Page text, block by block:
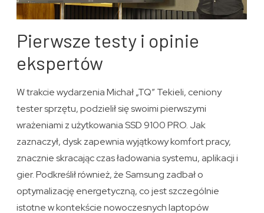
Pierwsze testy i opinie
ekspertów
W trakcie wydarzenia Michał „TQ” Tekieli, ceniony
tester sprzętu, podzielił się swoimi pierwszymi
wrażeniami z użytkowania SSD 9100 PRO. Jak
zaznaczył, dysk zapewnia wyjątkowy komfort pracy,
znacznie skracając czas ładowania systemu, aplikacji i
gier. Podkreślił również, że Samsung zadbał o
optymalizację energetyczną, co jest szczególnie
istotne w kontekście nowoczesnych laptopów